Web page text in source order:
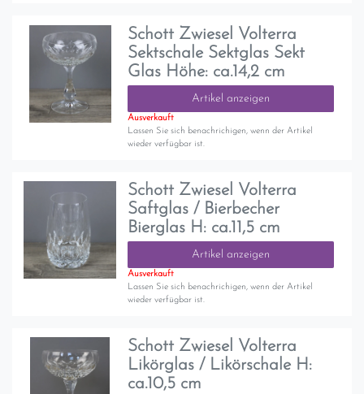
Schott Zwiesel Volterra
Sektschale Sektglas Sekt
Glas Höhe: ca.14,2 cm
Artikel anzeigen
Ausverkauft
Lassen Sie sich benachrichigen, wenn der Artikel
wieder verfügbar ist.
Schott Zwiesel Volterra
Saftglas / Bierbecher
Bierglas H: ca.11,5 cm
Artikel anzeigen
Ausverkauft
Lassen Sie sich benachrichigen, wenn der Artikel
wieder verfügbar ist.
Schott Zwiesel Volterra
Likörglas / Likörschale H:
ca.10,5 cm